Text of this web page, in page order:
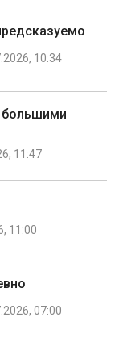
10:34
большими
11:47
11:00
07:00